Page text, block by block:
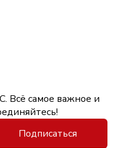
Всё самое важное и
Подписаться